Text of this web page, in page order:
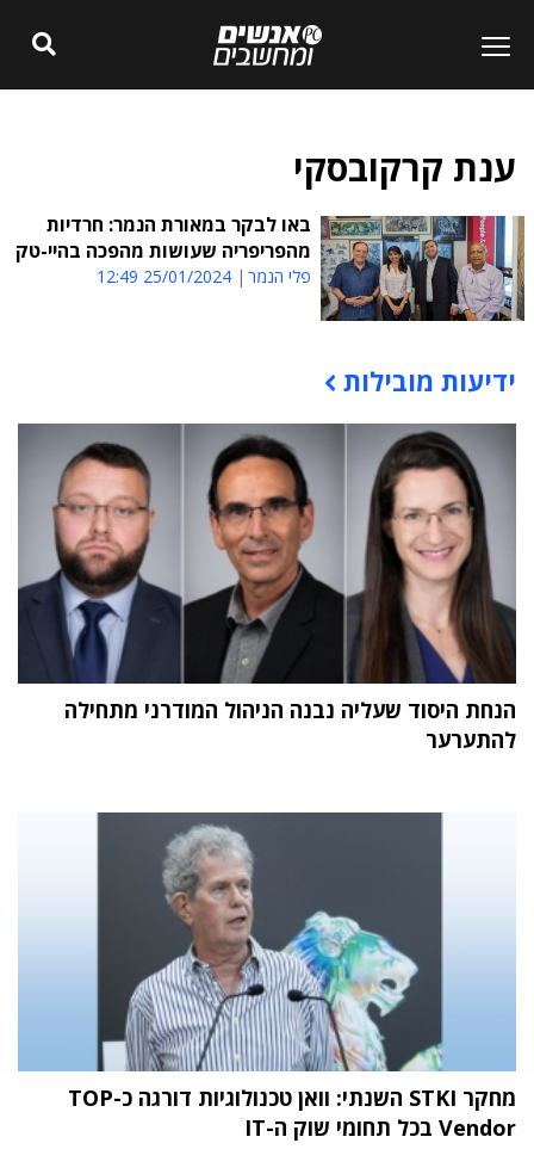
ענת קרקובסקי
באו לבקר במאורת הנמר: חרדיות
מהפריפריה שעושות מהפכה בהיי-טק
פלי הנמר 25/01/2024 12:49
תוכן פרסומי
ידיעות מובילות
הנחת היסוד שעליה נבנה הניהול המודרני מתחילה
להתערער
מחקר STKI השנתי: וואן טכנולוגיות דורגה כ-TOP
Vendor בכל תחומי שוק ה-IT